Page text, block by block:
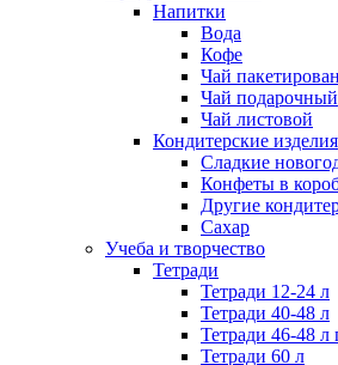
Напитки
Вода
Кофе
Чай
Чай подарочный
Чай листовой
Кондитерские изделия
Сладкие
Конфеты в
Другие
Сахар
Учеба и творчество
Тетради
Тетради 12-24 л
Тетради 40-48 л
Тетради 46-48 л
Тетради 60 л